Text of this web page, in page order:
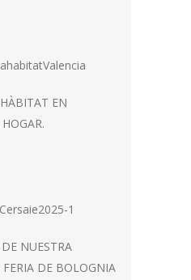
EN
NUESTRA
DE BOLOGNIA